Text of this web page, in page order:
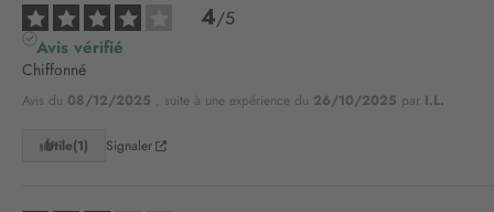
4/5
Avis vérifié
Chiffonné
Avis du 08/12/2025 , suite à une expérience du 26/10/2025 par I.L.
Utile(1) Signaler